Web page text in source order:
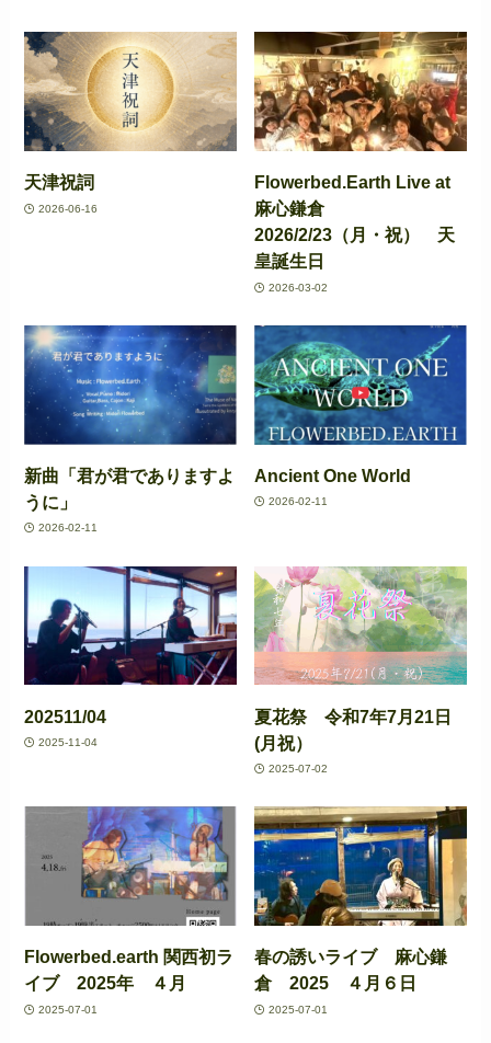
天津祝詞
2026-06-16
Flowerbed.Earth Live at
麻心鎌倉
2026/2/23（月・祝） 天
皇誕生日
2026-03-02
新曲「君が君でありますよ
うに」
2026-02-11
Ancient One World
2026-02-11
202511/04
2025-11-04
夏花祭 令和7年7月21日
(月祝）
2025-07-02
Flowerbed.earth 関西初ラ
イブ 2025年 ４月
2025-07-01
春の誘いライブ 麻心鎌
倉 2025 ４月６日
2025-07-01